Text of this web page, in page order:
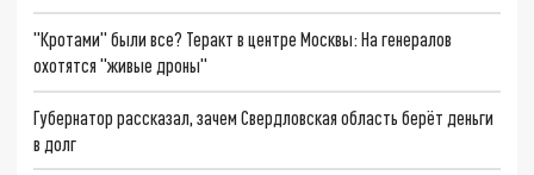
"Кротами" были все? Теракт в центре Москвы: На генералов
охотятся "живые дроны"
Губернатор рассказал, зачем Свердловская область берёт деньги
в долг